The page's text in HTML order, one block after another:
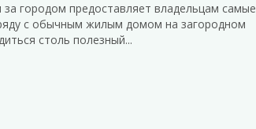
городом предоставляет владельцам самые
с обычным жилым домом на загородном
столь полезный...